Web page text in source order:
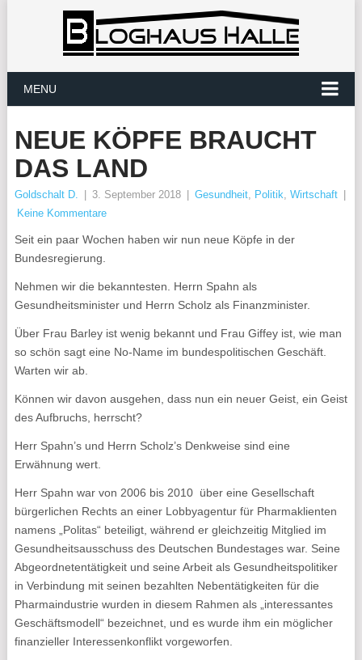
MENU
NEUE KÖPFE BRAUCHT
DAS LAND
Goldschalt D. 3. September 2018 Gesundheit, Politik, Wirtschaft
Keine Kommentare
Seit ein paar Wochen haben wir nun neue Köpfe in der
Bundesregierung.
Nehmen wir die bekanntesten. Herrn Spahn als
Gesundheitsminister und Herrn Scholz als Finanzminister.
Über Frau Barley ist wenig bekannt und Frau Giffey ist, wie man
so schön sagt eine No-Name im bundespolitischen Geschäft.
Warten wir ab.
Können wir davon ausgehen, dass nun ein neuer Geist, ein Geist
des Aufbruchs, herrscht?
Herr Spahn’s und Herrn Scholz’s Denkweise sind eine
Erwähnung wert.
Herr Spahn war von 2006 bis 2010 über eine Gesellschaft
bürgerlichen Rechts an einer Lobbyagentur für Pharmaklienten
namens „Politas“ beteiligt, während er gleichzeitig Mitglied im
Gesundheitsausschuss des Deutschen Bundestages war. Seine
Abgeordnetentätigkeit und seine Arbeit als Gesundheitspolitiker
in Verbindung mit seinen bezahlten Nebentätigkeiten für die
Pharmaindustrie wurden in diesem Rahmen als „interessantes
Geschäftsmodell“ bezeichnet, und es wurde ihm ein möglicher
finanzieller Interessenkonflikt vorgeworfen.